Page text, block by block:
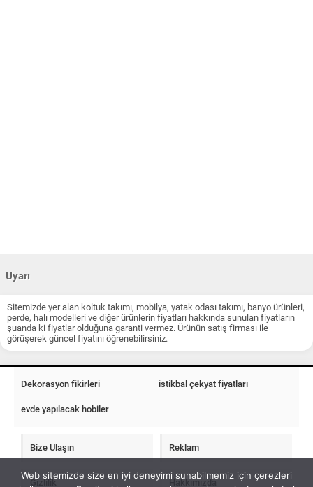
Uyarı
Sitemizde yer alan koltuk takımı, mobilya, yatak odası takımı, banyo ürünleri,
perde, halı modelleri ve diğer ürünlerin fiyatları hakkında sunulan fiyatların
şuanda ki fiyatlar olduğuna garanti vermez. Ürünün satış firması ile
görüşerek güncel fiyatını öğrenebilirsiniz.
Dekorasyon fikirleri istikbal çekyat fiyatları
evde yapılacak hobiler
Bize Ulaşın Reklam
Gizlilik Hakkımızda
Web sitemizde size en iyi deneyimi sunabilmemiz için çerezleri